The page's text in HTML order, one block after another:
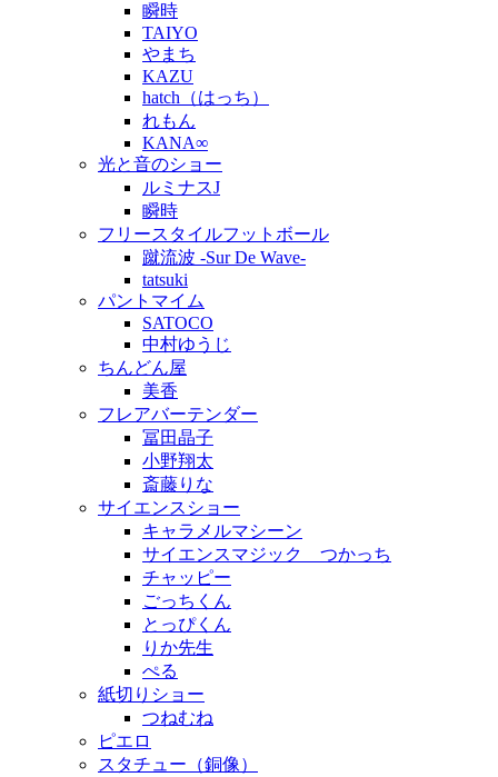
瞬時
TAIYO
やまち
KAZU
hatch（はっち）
れもん
KANA∞
光と音のショー
ルミナスJ
瞬時
フリースタイルフットボール
蹴流波 -Sur De Wave-
tatsuki
パントマイム
SATOCO
中村ゆうじ
ちんどん屋
美香
フレアバーテンダー
冨田晶子
小野翔太
斎藤りな
サイエンスショー
キャラメルマシーン
サイエンスマジック つかっち
チャッピー
ごっちくん
とっぴくん
りか先生
ぺる
紙切りショー
つねむね
ピエロ
スタチュー（銅像）